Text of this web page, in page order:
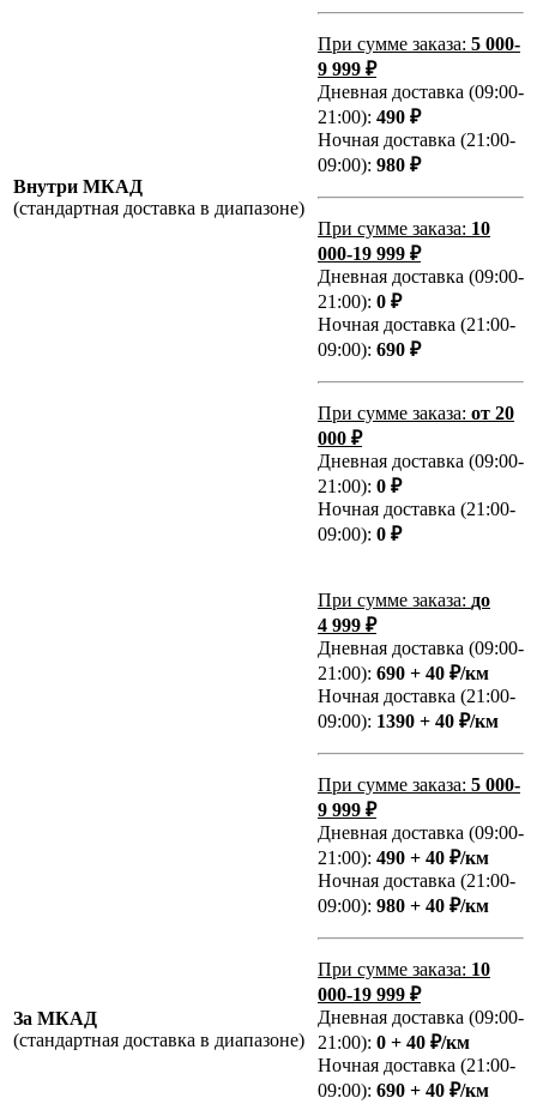
Внутри МКАД
(стандартная доставка в диапазоне)
При сумме заказа: 5 000-
9 999 ₽
Дневная доставка (09:00-
21:00): 490 ₽
Ночная доставка (21:00-
09:00): 980 ₽
При сумме заказа: 10
000-19 999 ₽
Дневная доставка (09:00-
21:00): 0 ₽
Ночная доставка (21:00-
09:00): 690 ₽
При сумме заказа: от 20
000 ₽
Дневная доставка (09:00-
21:00): 0 ₽
Ночная доставка (21:00-
09:00): 0 ₽
За МКАД
(стандартная доставка в диапазоне)
При сумме заказа: до
4 999 ₽
Дневная доставка (09:00-
21:00): 690 + 40 ₽/км
Ночная доставка (21:00-
09:00): 1390 + 40 ₽/км
При сумме заказа: 5 000-
9 999 ₽
Дневная доставка (09:00-
21:00): 490 + 40 ₽/км
Ночная доставка (21:00-
09:00): 980 + 40 ₽/км
При сумме заказа: 10
000-19 999 ₽
Дневная доставка (09:00-
21:00): 0 + 40 ₽/км
Ночная доставка (21:00-
09:00): 690 + 40 ₽/км